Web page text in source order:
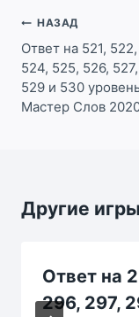
Навигация
по
записям
НАЗАД
Ответ на 521,
524, 525, 526,
529 и 530
Мастер Слов
Другие игры
Ответ на
296, 297,